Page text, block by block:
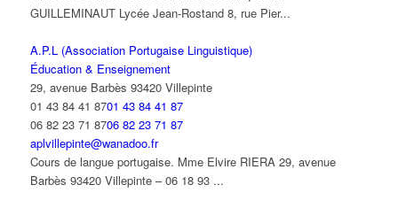
GUILLEMINAUT Lycée Jean-Rostand 8, rue Pier...
A.P.L (Association Portugaise Linguistique)
Éducation & Enseignement
29, avenue Barbès 93420 Villepinte
01 43 84 41 8701 43 84 41 87
06 82 23 71 8706 82 23 71 87
aplvillepinte@wanadoo.fr
Cours de langue portugaise. Mme Elvire RIERA 29, avenue
Barbès 93420 Villepinte – 06 18 93 ...